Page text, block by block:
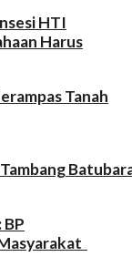
HTI
Harus
Tanah